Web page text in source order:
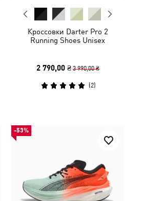
Кроссовки Darter Pro 2
Running Shoes Unisex
2 790,00 ₴ 3 990,00 ₴
(2)
-53%